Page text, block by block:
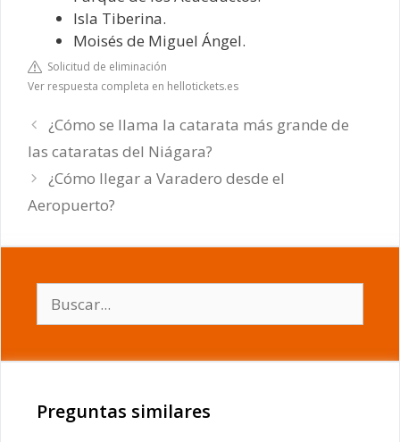
Isla Tiberina.
Moisés de Miguel Ángel.
Solicitud de eliminación
Ver respuesta completa en hellotickets.es
¿Cómo se llama la catarata más grande de
las cataratas del Niágara?
¿Cómo llegar a Varadero desde el
Aeropuerto?
Preguntas similares